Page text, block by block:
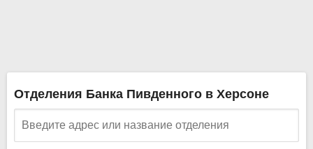
Отделения Банка Пивденного в Херсоне